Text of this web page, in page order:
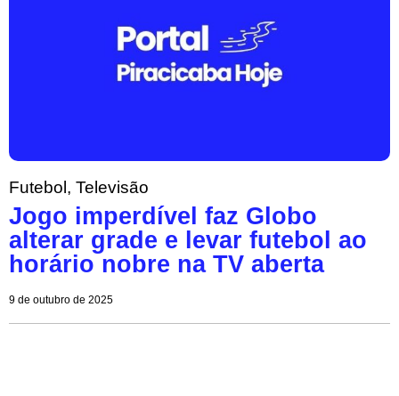
Futebol , Televisão
Jogo imperdível faz Globo
alterar grade e levar futebol ao
horário nobre na TV aberta
9 de outubro de 2025